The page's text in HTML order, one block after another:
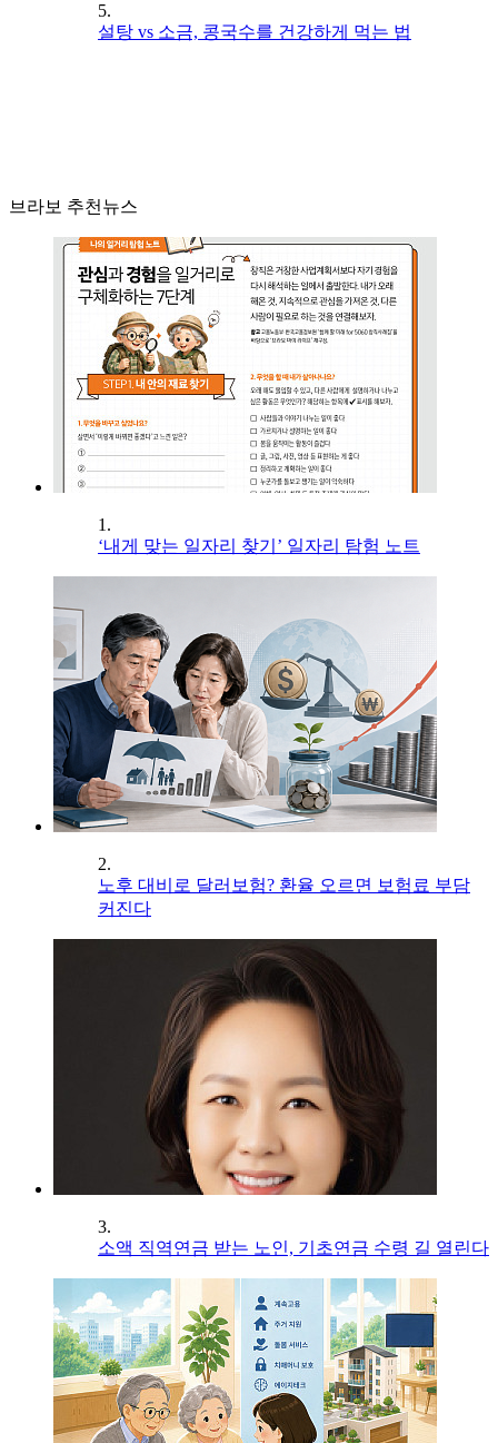
5.
설탕 vs 소금, 콩국수를 건강하게 먹는 법
브라보 추천뉴스
1.
‘내게 맞는 일자리 찾기’ 일자리 탐험 노트
2.
노후 대비로 달러보험? 환율 오르면 보험료 부담
커진다
3.
소액 직역연금 받는 노인, 기초연금 수령 길 열린다